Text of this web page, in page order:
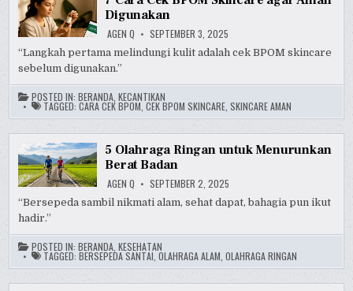
Digunakan
AGEN Q SEPTEMBER 3, 2025
“Langkah pertama melindungi kulit adalah cek BPOM skincare
sebelum digunakan.”
POSTED IN:BERANDA ,KECANTIKAN
TAGGED:CARA CEK BPOM ,CEK BPOM SKINCARE ,SKINCARE AMAN
5 Olahraga Ringan untuk Menurunkan
Berat Badan
AGEN Q SEPTEMBER 2, 2025
“Bersepeda sambil nikmati alam, sehat dapat, bahagia pun ikut
hadir.”
POSTED IN:BERANDA ,KESEHATAN
TAGGED:BERSEPEDA SANTAI ,OLAHRAGA ALAM ,OLAHRAGA RINGAN